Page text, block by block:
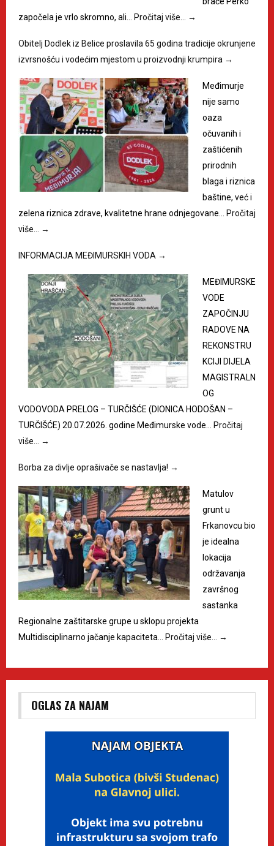
započela je vrlo skromno, ali… Pročitaj više… →
Obitelj Dodlek iz Belice proslavila 65 godina tradicije okrunjene
izvrsnošću i vodećim mjestom u proizvodnji krumpira →
Međimurje
nije samo
oaza
očuvanih i
zaštićenih
prirodnih
blaga i riznica
baštine, već i
zelena riznica zdrave, kvalitetne hrane odnjegovane… Pročitaj
više… →
INFORMACIJA MEĐIMURSKIH VODA →
MEĐIMURSKE
VODE
ZAPOČINJU
RADOVE NA
REKONSTRU
KCIJI DIJELA
MAGISTRALN
OG
VODOVODA PRELOG – TURČIŠĆE (DIONICA HODOŠAN –
TURČIŠĆE) 20.07.2026. godine Međimurske vode… Pročitaj
više… →
Borba za divlje oprašivače se nastavlja! →
Matulov
grunt u
Frkanovcu bio
je idealna
lokacija
održavanja
završnog
sastanka
Regionalne zaštitarske grupe u sklopu projekta
Multidisciplinarno jačanje kapaciteta… Pročitaj više… →
OGLAS ZA NAJAM